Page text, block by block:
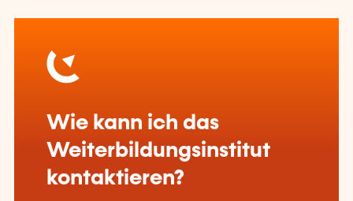
Wie kann ich das
Weiterbildungsinstitut
kontaktieren?